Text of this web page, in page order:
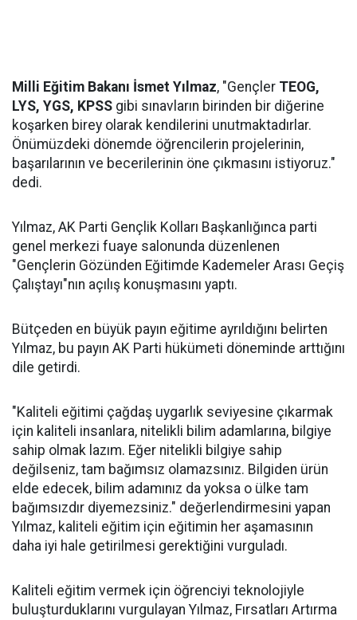
Milli Eğitim Bakanı İsmet Yılmaz, "Gençler TEOG,
LYS, YGS, KPSS gibi sınavların birinden bir diğerine
koşarken birey olarak kendilerini unutmaktadırlar.
Önümüzdeki dönemde öğrencilerin projelerinin,
başarılarının ve becerilerinin öne çıkmasını istiyoruz."
dedi.
Yılmaz, AK Parti Gençlik Kolları Başkanlığınca parti
genel merkezi fuaye salonunda düzenlenen
"Gençlerin Gözünden Eğitimde Kademeler Arası Geçiş
Çalıştayı"nın açılış konuşmasını yaptı.
Bütçeden en büyük payın eğitime ayrıldığını belirten
Yılmaz, bu payın AK Parti hükümeti döneminde arttığını
dile getirdi.
"Kaliteli eğitimi çağdaş uygarlık seviyesine çıkarmak
için kaliteli insanlara, nitelikli bilim adamlarına, bilgiye
sahip olmak lazım. Eğer nitelikli bilgiye sahip
değilseniz, tam bağımsız olamazsınız. Bilgiden ürün
elde edecek, bilim adamınız da yoksa o ülke tam
bağımsızdır diyemezsiniz." değerlendirmesini yapan
Yılmaz, kaliteli eğitim için eğitimin her aşamasının
daha iyi hale getirilmesi gerektiğini vurguladı.
Kaliteli eğitim vermek için öğrenciyi teknolojiyle
buluşturduklarını vurgulayan Yılmaz, Fırsatları Artırma